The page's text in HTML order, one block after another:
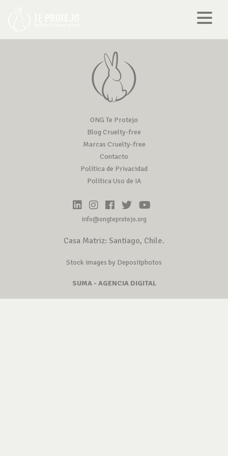
ONG Te Protejo
Blog Cruelty-free
Marcas Cruelty-free
Contacto
Política de Privacidad
Política Uso de IA
info@ongteprotejo.org
Casa Matriz: Santiago, Chile.
Stock images by Depositphotos
SUMA - AGENCIA DIGITAL